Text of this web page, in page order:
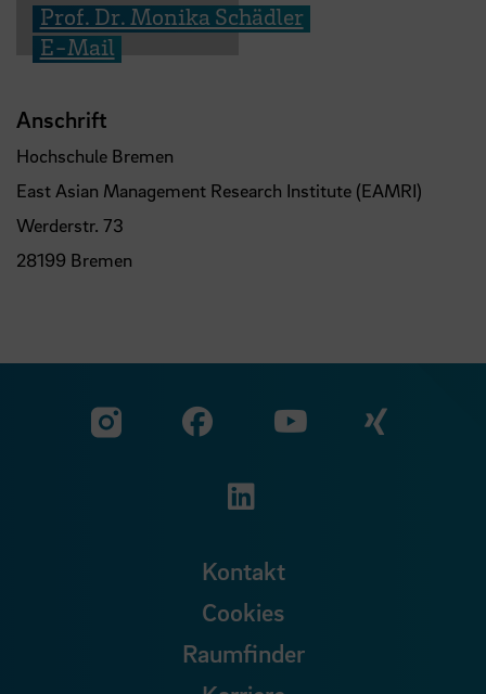
Prof. Dr. Monika Schädler
E-Mail
Anschrift
Hochschule Bremen
East Asian Management Research Institute (EAMRI)
Werderstr. 73
28199 Bremen
Zu unserer Facebook
Zu
Zu unserer
Kontakt
Cookies
Raumfinder